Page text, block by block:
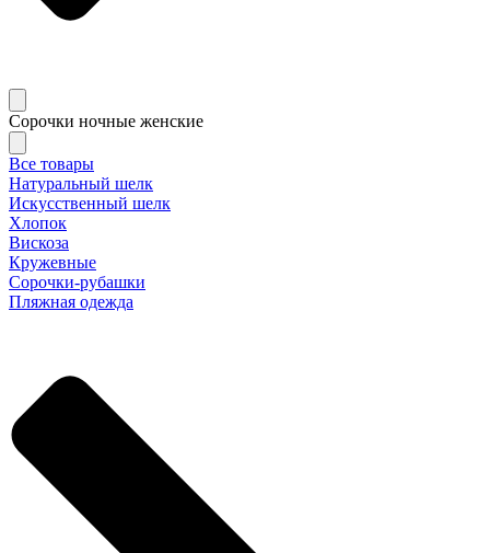
Сорочки ночные женские
Все товары
Натуральный шелк
Искусственный шелк
Хлопок
Вискоза
Кружевные
Сорочки-рубашки
Пляжная одежда